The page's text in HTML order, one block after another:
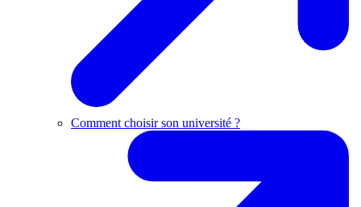
Comment choisir son université ?